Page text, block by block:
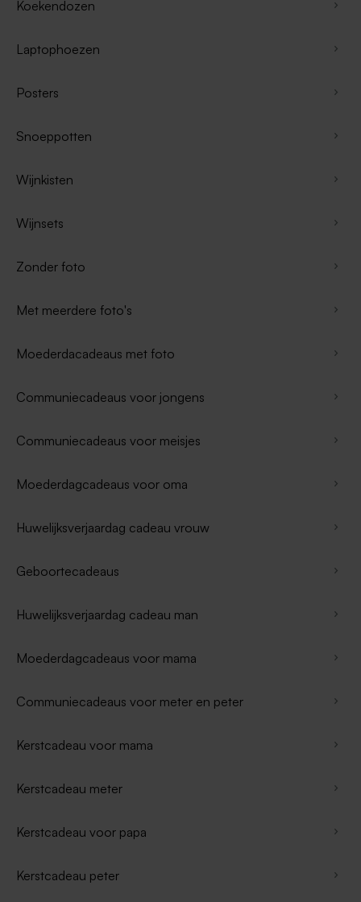
Koekendozen
Laptophoezen
Posters
Snoeppotten
Wijnkisten
Wijnsets
Zonder foto
Met meerdere foto's
Moederdacadeaus met foto
Communiecadeaus voor jongens
Communiecadeaus voor meisjes
Moederdagcadeaus voor oma
Huwelijksverjaardag cadeau vrouw
Geboortecadeaus
Huwelijksverjaardag cadeau man
Moederdagcadeaus voor mama
Communiecadeaus voor meter en peter
Kerstcadeau voor mama
Kerstcadeau meter
Kerstcadeau voor papa
Kerstcadeau peter